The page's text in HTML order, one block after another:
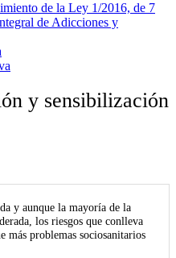
de la Ley 1/2016, de 7
de Adicciones y
y sensibilización
y aunque la mayoría de la
los riesgos que conlleva
más problemas sociosanitarios